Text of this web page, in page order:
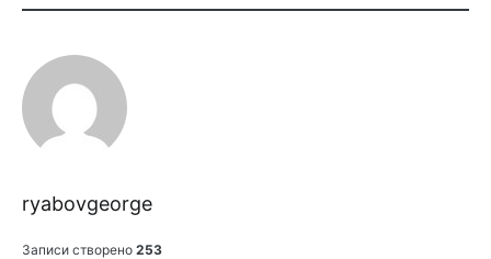
ryabovgeorge
Записи створено 253